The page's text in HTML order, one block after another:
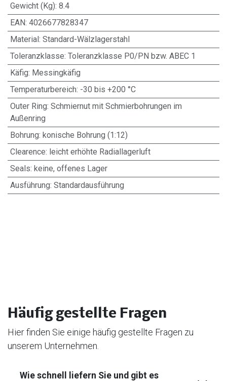
Gewicht (Kg): 8.4
EAN: 4026677828347
Material: Standard-Wälzlagerstahl
Toleranzklasse: Toleranzklasse P0/PN bzw. ABEC 1
Käfig: Messingkäfig
Temperaturbereich: -30 bis +200 °C
Outer Ring: Schmiernut mit Schmierbohrungen im
Außenring
Bohrung: konische Bohrung (1:12)
Clearence: leicht erhöhte Radiallagerluft
Seals: keine, offenes Lager
Ausführung: Standardausführung
Häufig gestellte Fragen
Hier finden Sie einige häufig gestellte Fragen zu
unserem Unternehmen.
Wie schnell liefern Sie und gibt es